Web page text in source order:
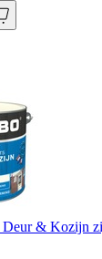
Deur & Kozijn